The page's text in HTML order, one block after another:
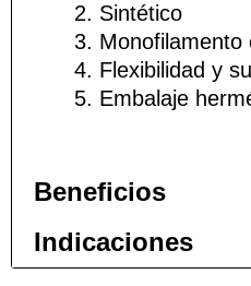
Sintético
Monofilamento
Flexibilidad y
Embalaje
Beneficios
Indicaciones